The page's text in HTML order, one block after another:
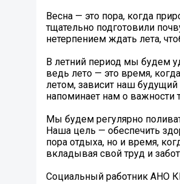
Весна — это пора, когда
тщательно подготовили
нетерпением ждать лета,
В летний период мы будем
ведь лето — это время,
летом, зависит наш
напоминает нам о важности
Мы будем регулярно
Наша цель — обеспечить
пора отдыха, но и время,
вкладывая свой труд и
Социальный работник АНО